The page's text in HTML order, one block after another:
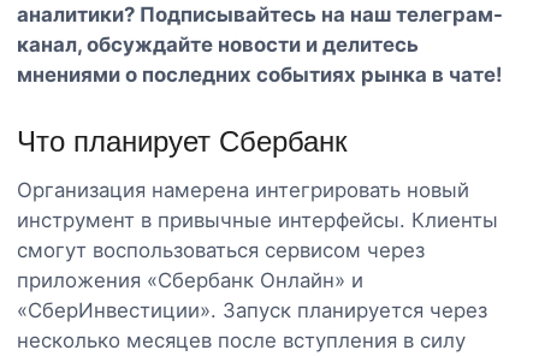
аналитики? Подписывайтесь на наш телеграм-
канал, обсуждайте новости и делитесь
мнениями о последних событиях рынка в чате!
Что планирует Сбербанк
Организация намерена интегрировать новый
инструмент в привычные интерфейсы. Клиенты
смогут воспользоваться сервисом через
приложения «Сбербанк Онлайн» и
«СберИнвестиции». Запуск планируется через
несколько месяцев после вступления в силу